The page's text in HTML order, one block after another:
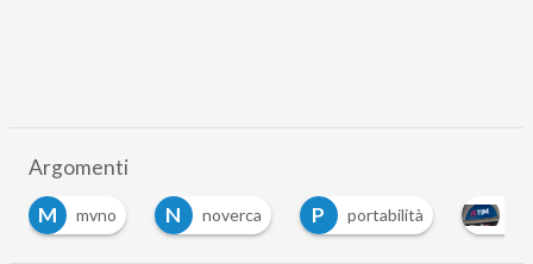
Argomenti
mvno N noverca P portabilità TIM